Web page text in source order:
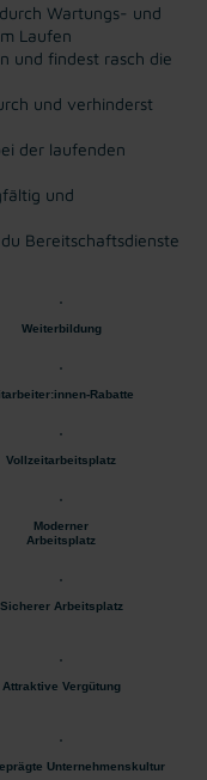
Wartungs- und
Laufen
und findest rasch die
und verhinderst
der laufenden
und
Bereitschaftsdienste
Weiterbildung
Rabatte
Vollzeitarbeitsplatz
Moderner
Arbeitsplatz
Sicherer Arbeitsplatz
Attraktive Vergütung
Unternehmenskultur